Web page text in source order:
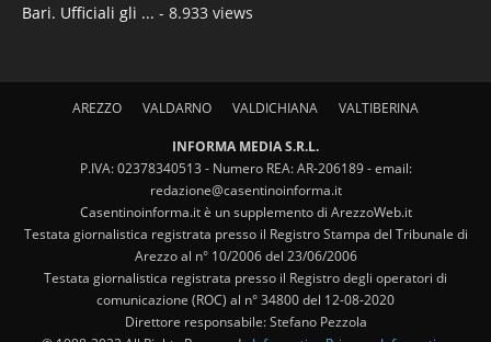
Bari. Ufficiali gli ... - 8.933 views
AREZZO VALDARNO VALDICHIANA VALTIBERINA
INFORMA MEDIA S.R.L.
P.IVA: 02378340513 - Numero REA: AR-206189 - email:
redazione@casentinoinforma.it
Casentinoinforma.it è un supplemento di ArezzoWeb.it
Testata giornalistica registrata presso il Registro Stampa del Tribunale di
Arezzo al n° 10/2006 del 23/06/2006
Testata giornalistica registrata presso il Registro degli operatori di
comunicazione (ROC) al n° 34800 del 12-08-2020
Direttore responsabile: Stefano Pezzola